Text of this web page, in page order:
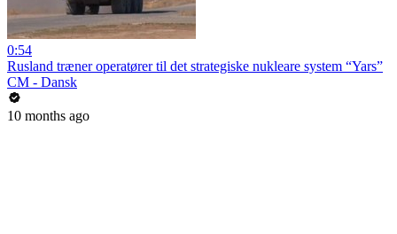
0:54
Rusland træner operatører til det strategiske nukleare system “Yars”
CM - Dansk
10 months ago